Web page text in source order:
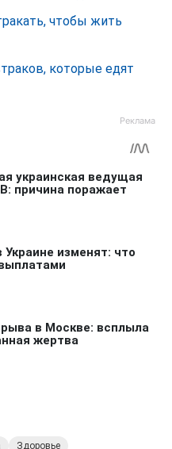
чтобы жить
которые едят
Здоровье